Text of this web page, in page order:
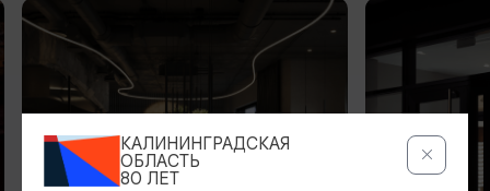
КАЛИНИНГРАДСКАЯ
ОБЛАСТЬ
80 ЛЕТ